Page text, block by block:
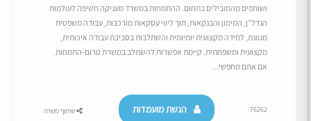
ושותפים מהמובילים בתחום. ההתמחות במשרד מעניקה חשיפה לעולמות
הנדל”ן, המימון והבנקאות, תוך ליווי עסקאות מורכבות, עבודה משפטית
מגוונת, למידה מקצועית יומיומית והשתלבות בסביבת עבודה איכותית,
מקצועית ומשפחתית. קיימת אפשרות להשתלב במשרת טרום-התמחות.
אם אתם מחפשי...
76262 הגשת מועמדות שיתוף משרה